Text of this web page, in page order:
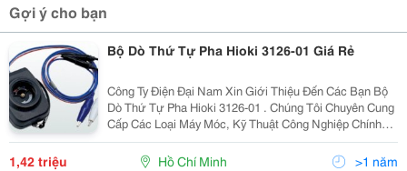
Gợi ý cho bạn
Bộ Dò Thứ Tự Pha Hioki 3126-01 Giá Rẻ
Công Ty Điện Đại Nam Xin Giới Thiệu Đến Các Bạn Bộ
Dò Thứ Tự Pha Hioki 3126-01 . Chúng Tôi Chuyên Cung
Cấp Các Loại Máy Móc, Kỹ Thuật Công Nghiệp Chính
Hãng, Giá Cả Ưu Đãi, Đảm Bảo Uy Tín Chất Lượng Trên
Thị Trường Hiện Nay. Khi Mua Sản Phẩm
1,42 triệu Hồ Chí Minh >1 năm